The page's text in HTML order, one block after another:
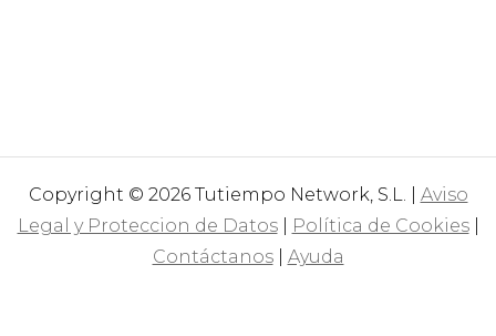
Copyright © 2026 Tutiempo Network, S.L. | Aviso
Legal y Proteccion de Datos| Política de Cookies|
Contáctanos| Ayuda